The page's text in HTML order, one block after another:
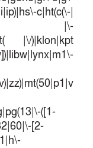
c|ht(c(\-|
|\-
|\/)|klon|kpt
([1-
[2-